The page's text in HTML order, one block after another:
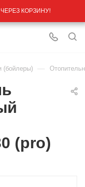
КОРЗИНУ!
(бойлеры) —
(pro)